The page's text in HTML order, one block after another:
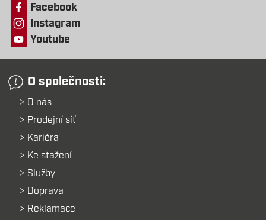
Facebook
Instagram
Youtube
O společnosti:
O nás
Prodejní síť
Kariéra
Ke stažení
Služby
Doprava
Reklamace